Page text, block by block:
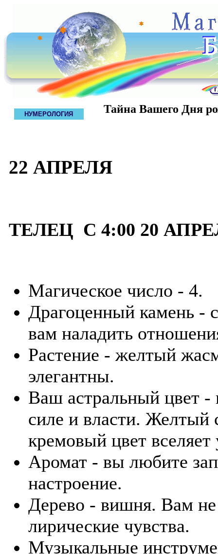
НУМЕРОЛОГИЯ Тайна Вашего Дня
22 АПРЕЛЯ
ТЕЛЕЦ С 4:00 20
Магическое число - 4.
Драгоценный камень -
вам наладить
Растение - желтый
элегантны.
Ваш астральный цвет -
силе и власти. Желтый
кремовый цвет вселяет
Аромат - вы любите
настроение.
Дерево - вишня. Вам не
лирические чувства.
Музыкальные